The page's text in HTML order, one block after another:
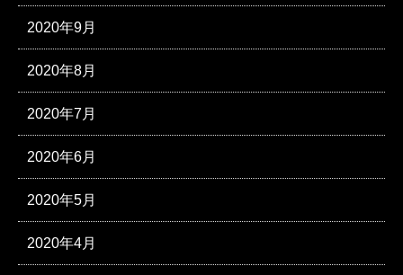
2020年9月
2020年8月
2020年7月
2020年6月
2020年5月
2020年4月